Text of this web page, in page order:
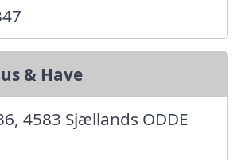
& Have
4583 Sjællands ODDE